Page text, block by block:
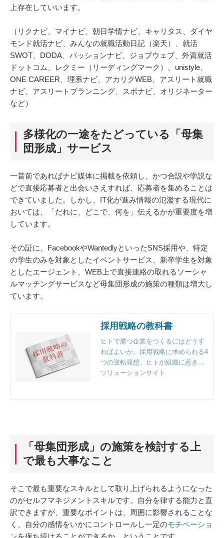
上存在していいます。
（リクナビ、マイナビ、朝日学情ナビ、キャリタス、ダイヤ
モンド就活ナビ、みんなの就職活動日記（楽天）、就活
SWOT、DODA、パッションナビ、ジョブウェブ、外資就活
ドットコム、レクミー（リーディングマーク）、unistyle、
ONE CAREER、理系ナビ、アカリクWEB、アスリート就職
ナビ、アスリートプランニング、スポナビ、オリジネーター
など）
多様化の一途をたどっている「母集
団形成」サービス
一昔前であればナビ媒体に掲載を依頼し、かつ合説や学説な
どで直接応募者と出会いさえすれば、応募者を集めることは
できていました。しかし、IT化が進み情報の氾濫する現代に
おいては、「だれに、どこで、何を」伝えるかが重要度を増
しています。
その証に、FacebookやWantedlyといったSNS採用や、特定
の学生のみを対象としたイベントサービス、新卒学生を対象
としたエージェント、WEB上で直接連絡の取れるソーシャ
ルマッチングサービスなど母集団形成の施策の種類は増大し
ています。
採用戦略の教科書
ヒトで勝つ企業をつくるにはどうす
ればよいか。採用戦略に求められる4
つの逆転発想、ヒトが組織に惹きつ
けられる4つの要因、オープンな時代
ソリューションサイト
「母集団形成」の施策を検討する上
で最も大事なこと
そこで最も重要なスキルとして取り上げられるようになった
のがセルフマネジメントスキルです。自分を律する能力と直
訳できますが、重要なポイントは、周囲に影響されることな
く、自分の感情をいかにコントロールし一定のモチベーショ